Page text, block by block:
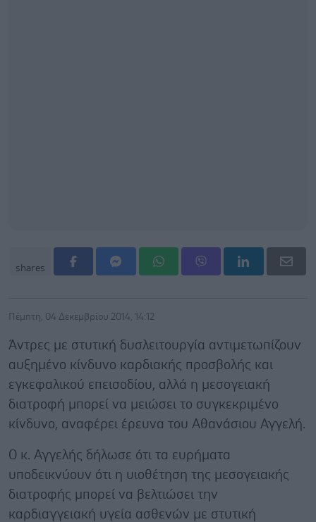
shares
Πέμπτη, 04 Δεκεμβρίου 2014, 14:12
Άντρες με στυτική δυσλειτουργία αντιμετωπίζουν
αυξημένο κίνδυνο καρδιακής προσβολής και
εγκεφαλικού επεισοδίου, αλλά η μεσογειακή
διατροφή μπορεί να μειώσει το συγκεκριμένο
κίνδυνο, αναφέρει έρευνα του Αθανάσιου Αγγελή.
Ο κ. Αγγελής δήλωσε ότι τα ευρήματα
υποδεικνύουν ότι η υιοθέτηση της μεσογειακής
διατροφής μπορεί να βελτιώσει την
καρδιαγγειακή υγεία ασθενών με στυτική